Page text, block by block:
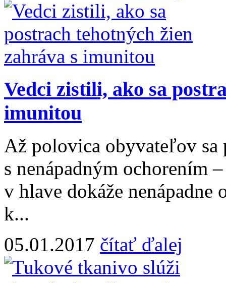
Vedci zistili, ako sa
imunitou
Až polovica obyvateľov sa
s nenápadným ochorením
v hlave dokáže
k...
05.01.2017 čítať ďalej